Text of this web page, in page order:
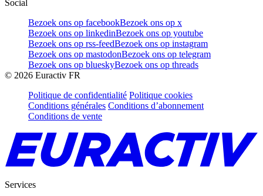
Social
Bezoek ons op facebookBezoek ons op x
Bezoek ons op linkedinBezoek ons op youtube
Bezoek ons op rss-feedBezoek ons op instagram
Bezoek ons op mastodonBezoek ons op telegram
Bezoek ons op blueskyBezoek ons op threads
© 2026 Euractiv FR
Politique de confidentialité Politique cookies
Conditions générales Conditions d’abonnement
Conditions de vente
Services